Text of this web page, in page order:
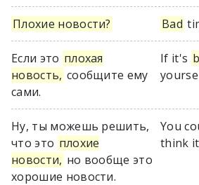
Плохие новости? Bad
Если это плохая
новость, сообщите ему
сами.
If it's
Ну, ты можешь решить,
что это плохие
новости, но вообще это
хорошие новости.
You
think